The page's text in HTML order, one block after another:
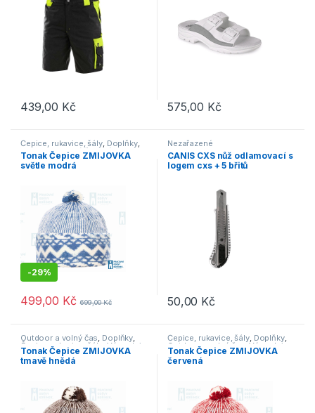
439,00 Kč
Tento produkt má více variant. Možnosti lze vybrat na stránce
575,00 Kč
Tento produkt má více variant.
Čepice, rukavice, šály, Doplňky,
Outdoor a volný čas, Výprodej
Tonak Čepice ZMIJOVKA
světle modrá
-29%
499,00 Kč 699,00Kč
Nezařazené
CANIS CXS nůž odlamovací s
logem cxs + 5 břitů
50,00 Kč
Outdoor a volný čas, Doplňky,
Čepice, rukavice, šály , Výprodej
Tonak Čepice ZMIJOVKA
tmavě hnědá
Čepice, rukavice, šály, Doplňky,
Outdoor a volný čas,Výprodej
Tonak Čepice ZMIJOVKA
červená